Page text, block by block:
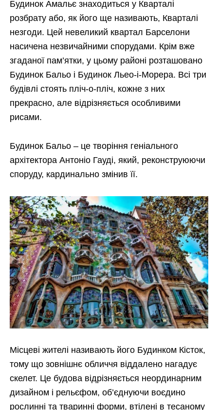
Будинок Амальє знаходиться у Кварталі
розбрату або, як його ще називають, Кварталі
незгоди. Цей невеликий квартал Барселони
насичена незвичайними спорудами. Крім вже
згаданої пам’ятки, у цьому районі розташовано
Будинок Бальо і Будинок Льео-і-Морера. Всі три
будівлі стоять пліч-о-пліч, кожне з них
прекрасно, але відрізняється особливими
рисами.
Будинок Бальо – це творіння геніального
архітектора Антоніо Гауді, який, реконструюючи
споруду, кардинально змінив її.
Місцеві жителі називають його Будинком Кісток,
тому що зовнішнє обличчя віддалено нагадує
скелет. Це будова відрізняється неординарним
дизайном і рельєфом, об’єднуючи воєдино
рослинні та тваринні форми, втілені в тесаному